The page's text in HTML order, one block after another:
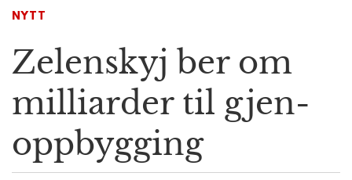
a
v
a
t
i
NYTT
Zelenskyj ber om
milliarder til gjen­
oppbygging